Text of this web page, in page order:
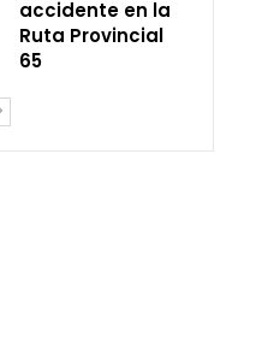
accidente en la
Ruta Provincial
65